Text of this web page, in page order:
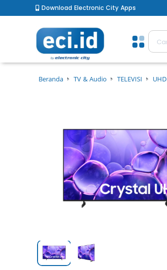
Download Electronic City Apps
Beranda TV & Audio TELEVISI UHD